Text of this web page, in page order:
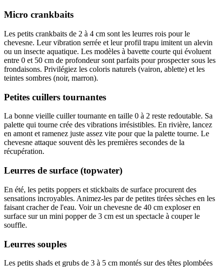
Micro crankbaits
Les petits crankbaits de 2 à 4 cm sont les leurres rois pour le
chevesne. Leur vibration serrée et leur profil trapu imitent un alevin
ou un insecte aquatique. Les modèles à bavette courte qui évoluent
entre 0 et 50 cm de profondeur sont parfaits pour prospecter sous les
frondaisons. Privilégiez les coloris naturels (vairon, ablette) et les
teintes sombres (noir, marron).
Petites cuillers tournantes
La bonne vieille cuiller tournante en taille 0 à 2 reste redoutable. Sa
palette qui tourne crée des vibrations irrésistibles. En rivière, lancez
en amont et ramenez juste assez vite pour que la palette tourne. Le
chevesne attaque souvent dès les premières secondes de la
récupération.
Leurres de surface (topwater)
En été, les petits poppers et stickbaits de surface procurent des
sensations incroyables. Animez-les par de petites tirées sèches en les
faisant cracher de l'eau. Voir un chevesne de 40 cm exploser en
surface sur un mini popper de 3 cm est un spectacle à couper le
souffle.
Leurres souples
Les petits shads et grubs de 3 à 5 cm montés sur des têtes plombées